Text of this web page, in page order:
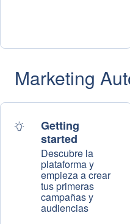
Marketing
Getting
started
Descubre la
plataforma y
empieza a crear
tus primeras
campañas y
audiencias